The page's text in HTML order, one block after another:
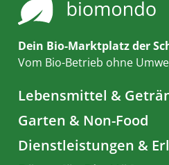
Dein Bio-Marktplatz der
Vom Bio-Betrieb ohne
Lebensmittel &
Garten & Non-Food
Dienstleistungen &